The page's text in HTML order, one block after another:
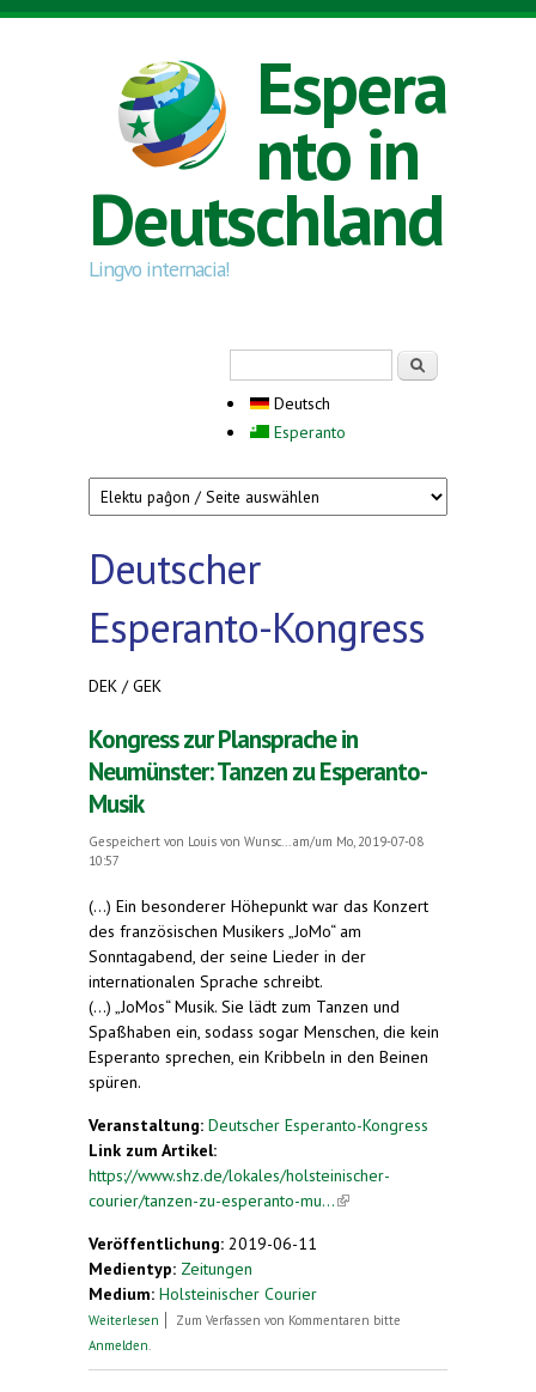
Direkt zum Inhalt
Espera
nto in
Deutschland
Lingvo internacia!
Deutsch
Esperanto
Deutscher
Esperanto-Kongress
DEK / GEK
Kongress zur Plansprache in
Neumünster: Tanzen zu Esperanto-
Musik
Gespeichert von Louis von Wunsc...
am/um Mo, 2019-07-08
10:57
(...) Ein besonderer Höhepunkt war das Konzert
des französischen Musikers „JoMo“ am
Sonntagabend, der seine Lieder in der
internationalen Sprache schreibt.
(...) „JoMos“ Musik. Sie lädt zum Tanzen und
Spaßhaben ein, sodass sogar Menschen, die kein
Esperanto sprechen, ein Kribbeln in den Beinen
spüren.
Veranstaltung: Deutscher Esperanto-Kongress
Link zum Artikel:
https://www.shz.de/lokales/holsteinischer-
courier/tanzen-zu-esperanto-mu...(link is
Veröffentlichung: 2019-06-11
Medientyp: Zeitungen
Medium: Holsteinischer Courier
Weiterlesen über Kongress zur Plansprache in Neumünster:
Zum Verfassen von Kommentaren bitte
Anmelden